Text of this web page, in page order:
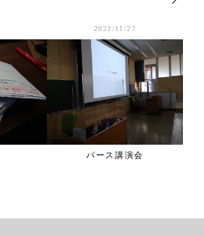
2022/11/27
パース講演会